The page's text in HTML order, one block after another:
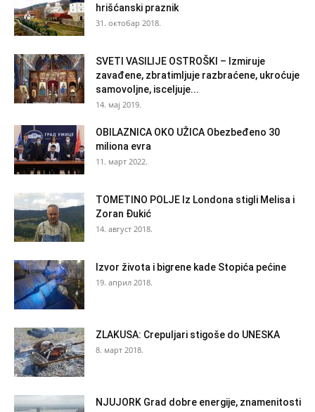
hrišćanski praznik
31. октобар 2018.
SVETI VASILIJE OSTROŠKI – Izmiruje
zavađene, zbratimljuje razbraćene, ukroćuje
samovoljne, isceljuje...
14. мај 2019.
OBILAZNICA OKO UŽICA Obezbeđeno 30
miliona evra
11. март 2022.
TOMETINO POLJE Iz Londona stigli Melisa i
Zoran Đukić
14. август 2018.
Izvor života i bigrene kade Stopića pećine
19. април 2018.
ZLAKUSA: Crepuljari stigoše do UNESKA
8. март 2018.
NJUJORK Grad dobre energije, znamenitosti